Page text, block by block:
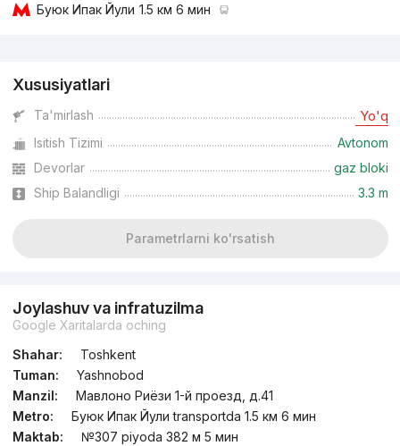
Буюк Ипак Йули 1.5 км 6 мин
Xususiyatlari
Ta'mirlash Yo'q
Isitish Tizimi
Avtonom
Devorlar
gaz bloki
Ship Balandligi
3.3 m
Parametrlarni ko'rsatish
Joylashuv va infratuzilma
Google Xaritalarda oching
Shahar:
Toshkent
Tuman:
Yashnobod
Manzil:
Мавлоно Риёзи 1-й проезд, д.41
Metro:
Буюк Ипак Йули transportda 1.5 км 6 мин
Maktab:
№307 piyoda 382 м 5 мин